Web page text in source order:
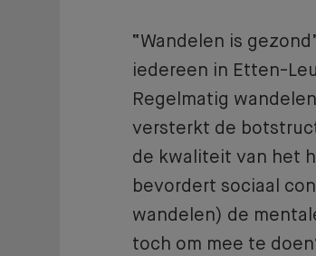
“Wandelen is
iedereen in Etten-
Regelmatig
versterkt de
de kwaliteit van het
bevordert sociaal
wandelen) de
toch om mee te